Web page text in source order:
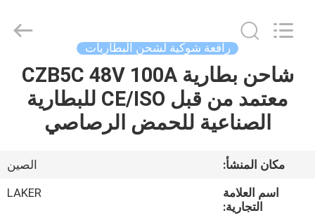
منزل
المنتجات
حول
AUTOPARTS
CO.,LIMITED.
رافعة شوكية لشحن البطاريات
شاحن بطارية CZB5C 48V 100A
معتمد من قبل CE/ISO للبطارية
الصناعية للحمض الرصاصي
مكان المنشأ:
الصين
اسم العلامة
التجارية:
LAKER